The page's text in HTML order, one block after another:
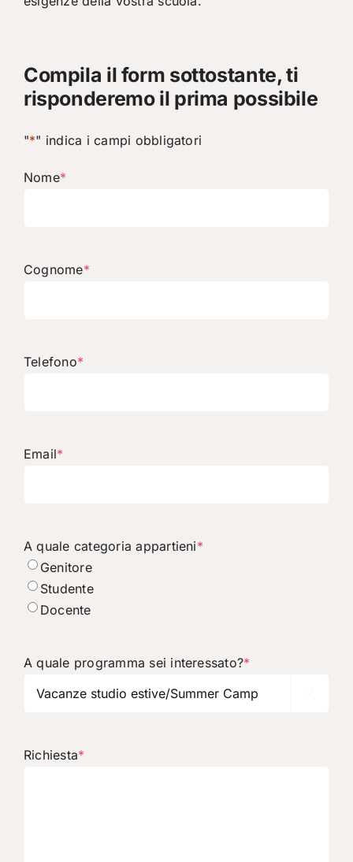
Compila il form sottostante, ti
risponderemo il prima possibile
"*" indica i campi obbligatori
Nome*
Cognome*
Telefono*
Email*
A quale categoria appartieni*
Genitore
Studente
Docente
A quale programma sei interessato?*
Richiesta*